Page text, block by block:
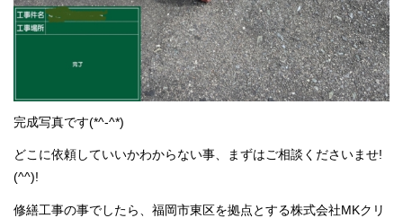
完成写真です(*^-^*)
どこに依頼していいかわからない事、まずはご相談くださいませ!
(^^)!
修繕工事の事でしたら、福岡市東区を拠点とする株式会社MKクリ